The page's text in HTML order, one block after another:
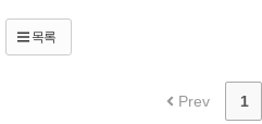
목록
Prev 1